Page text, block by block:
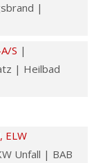
|
S |
| Heilbad
, ELW
Unfall | BAB